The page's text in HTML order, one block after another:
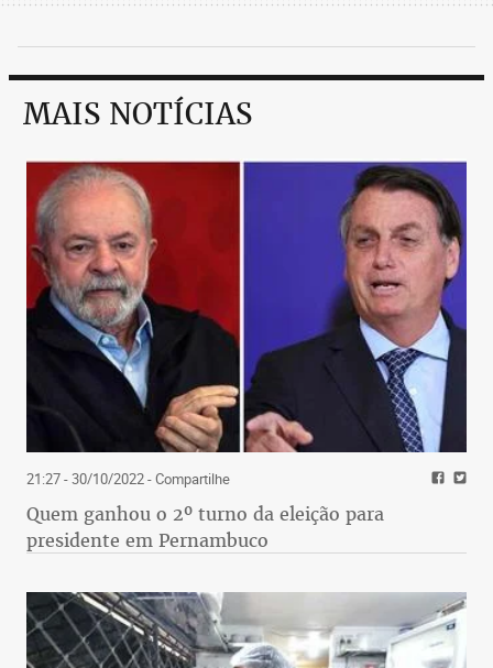
MAIS NOTÍCIAS
21:27 - 30/10/2022- Compartilhe
Quem ganhou o 2º turno da eleição para
presidente em Pernambuco